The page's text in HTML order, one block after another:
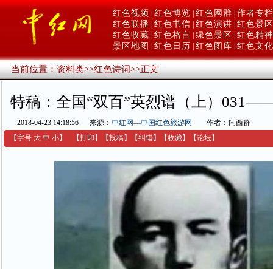
红色视频 红色博览 红色网群 作者专栏
红色联播 红色书信 红色演讲 红色景区
红色收藏 红色格言 绿色景区
红色精神
景区地图
红色日历 红色图库 红色文化
当前位置：资料类>>红色诗词>>正文
特稿：全国“双百”英烈谱（上）
2018-04-23 14:18:56 来源： 中红网—中国红色旅游网
作者：闫西群
【字号 大 中 小】 【打印 】 【投稿】 【纠错】 【收藏】 【论坛】